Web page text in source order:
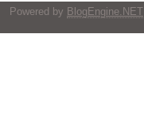
Powered by BlogEngine.NET